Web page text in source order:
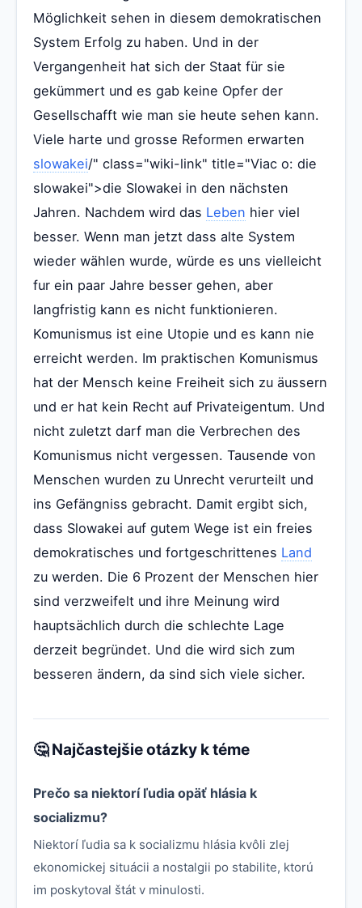
Möglichkeit sehen in diesem demokratischen
System Erfolg zu haben. Und in der
Vergangenheit hat sich der Staat für sie
gekümmert und es gab keine Opfer der
Gesellschafft wie man sie heute sehen kann.
Viele harte und grosse Reformen erwarten
slowakei/" class="wiki-link" title="Viac o: die
slowakei">die Slowakei in den nächsten
Jahren. Nachdem wird das Leben hier viel
besser. Wenn man jetzt dass alte System
wieder wählen wurde, würde es uns vielleicht
fur ein paar Jahre besser gehen, aber
langfristig kann es nicht funktionieren.
Komunismus ist eine Utopie und es kann nie
erreicht werden. Im praktischen Komunismus
hat der Mensch keine Freiheit sich zu äussern
und er hat kein Recht auf Privateigentum. Und
nicht zuletzt darf man die Verbrechen des
Komunismus nicht vergessen. Tausende von
Menschen wurden zu Unrecht verurteilt und
ins Gefängniss gebracht. Damit ergibt sich,
dass Slowakei auf gutem Wege ist ein freies
demokratisches und fortgeschrittenes Land
zu werden. Die 6 Prozent der Menschen hier
sind verzweifelt und ihre Meinung wird
hauptsächlich durch die schlechte Lage
derzeit begründet. Und die wird sich zum
besseren ändern, da sind sich viele sicher.
🤔 Najčastejšie otázky k téme
Prečo sa niektorí ľudia opäť hlásia k
socializmu?
Niektorí ľudia sa k socializmu hlásia kvôli zlej
ekonomickej situácii a nostalgii po stabilite, ktorú
im poskytoval štát v minulosti.